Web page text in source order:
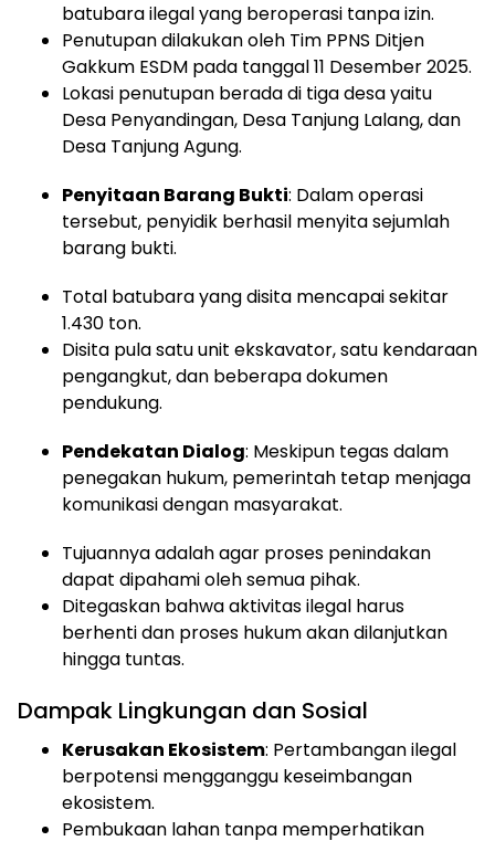
batubara ilegal yang beroperasi tanpa izin.
Penutupan dilakukan oleh Tim PPNS Ditjen
Gakkum ESDM pada tanggal 11 Desember 2025.
Lokasi penutupan berada di tiga desa yaitu
Desa Penyandingan, Desa Tanjung Lalang, dan
Desa Tanjung Agung.
Penyitaan Barang Bukti: Dalam operasi
tersebut, penyidik berhasil menyita sejumlah
barang bukti.
Total batubara yang disita mencapai sekitar
1.430 ton.
Disita pula satu unit ekskavator, satu kendaraan
pengangkut, dan beberapa dokumen
pendukung.
Pendekatan Dialog: Meskipun tegas dalam
penegakan hukum, pemerintah tetap menjaga
komunikasi dengan masyarakat.
Tujuannya adalah agar proses penindakan
dapat dipahami oleh semua pihak.
Ditegaskan bahwa aktivitas ilegal harus
berhenti dan proses hukum akan dilanjutkan
hingga tuntas.
Dampak Lingkungan dan Sosial
Kerusakan Ekosistem: Pertambangan ilegal
berpotensi mengganggu keseimbangan
ekosistem.
Pembukaan lahan tanpa memperhatikan